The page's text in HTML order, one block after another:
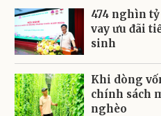
474 nghìn
vay ưu đãi
sinh
Khi dòng
chính sách
nghèo